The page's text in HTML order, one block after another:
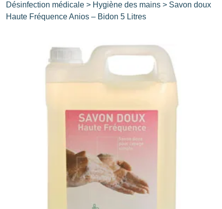
Désinfection médicale > Hygiène des mains > Savon doux
Haute Fréquence Anios – Bidon 5 Litres